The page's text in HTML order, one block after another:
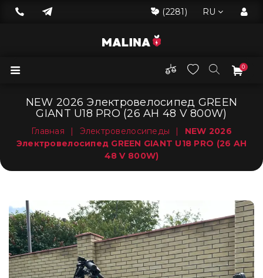
(2281) RU
0
NEW 2026 Электровелосипед GREEN
GIANT U18 PRO (26 AH 48 V 800W)
Главная | Электровелосипеды |
NEW 2026
Электровелосипед GREEN GIANT U18 PRO (26 AH
48 V 800W)